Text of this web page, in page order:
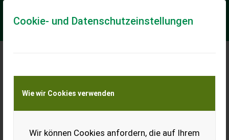
Cookie- und Datenschutzeinstellungen
Wie wir Cookies verwenden
Wir können Cookies anfordern, die auf Ihrem
Meine Transportkostenanfrage
Transport von Land- und Baumaschinen –
KEINE Tiertransporte
Sonstige Lochmann RM 60 (24157)